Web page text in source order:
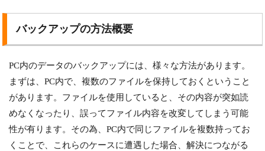
バックアップの方法概要
PC内のデータのバックアップには、様々な方法があります。
まずは、PC内で、複数のファイルを保持しておくということ
があります。ファイルを使用していると、その内容が突如読
めなくなったり、誤ってファイル内容を改変してしまう可能
性が有ります。その為、PC内で同じファイルを複数持ってお
くことで、これらのケースに遭遇した場合、解決につながる